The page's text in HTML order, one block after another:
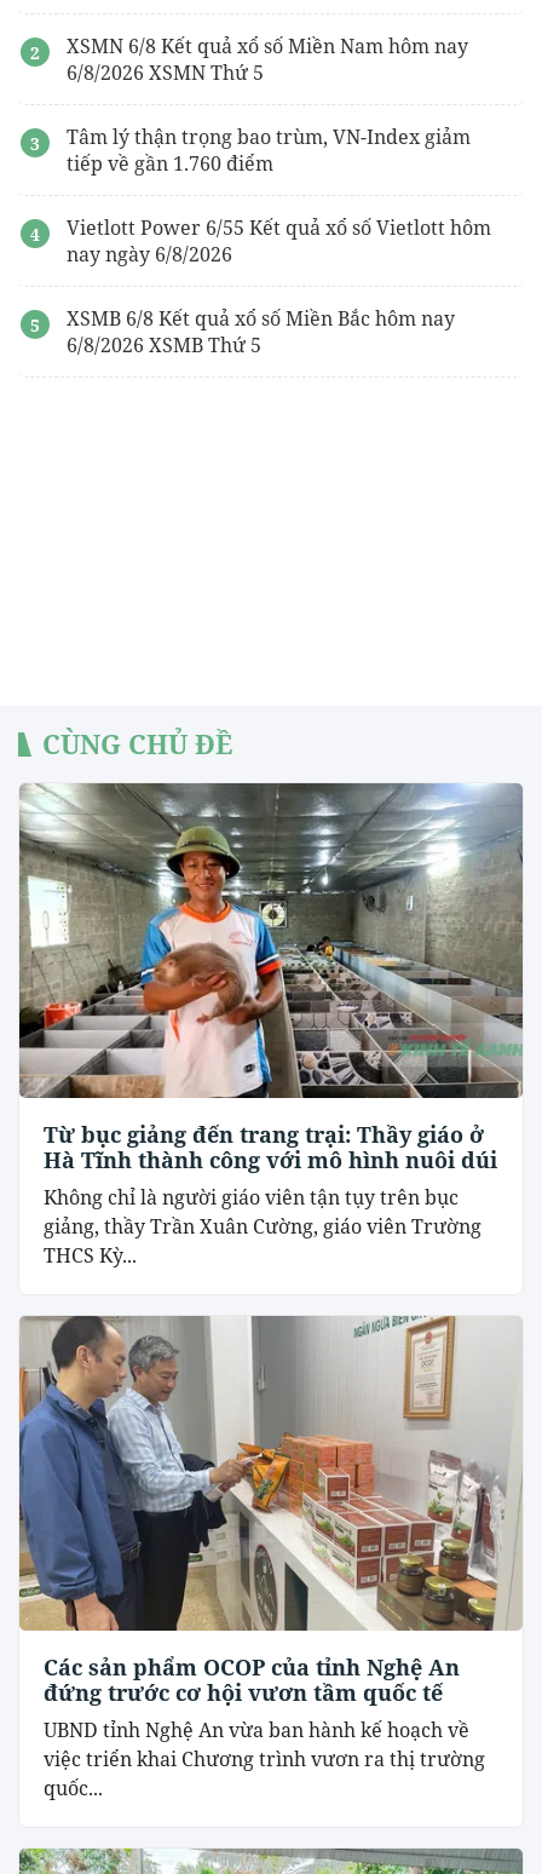
XSMN 6/8 Kết quả xổ số Miền Nam hôm nay
6/8/2026 XSMN Thứ 5
Tâm lý thận trọng bao trùm, VN-Index giảm
tiếp về gần 1.760 điểm
Vietlott Power 6/55 Kết quả xổ số Vietlott hôm
nay ngày 6/8/2026
XSMB 6/8 Kết quả xổ số Miền Bắc hôm nay
6/8/2026 XSMB Thứ 5
CÙNG CHỦ ĐỀ
Từ bục giảng đến trang trại: Thầy giáo ở
Hà Tĩnh thành công với mô hình nuôi dúi
Không chỉ là người giáo viên tận tụy trên bục
giảng, thầy Trần Xuân Cường, giáo viên Trường
THCS Kỳ...
Các sản phẩm OCOP của tỉnh Nghệ An
đứng trước cơ hội vươn tầm quốc tế
UBND tỉnh Nghệ An vừa ban hành kế hoạch về
việc triển khai Chương trình vươn ra thị trường
quốc...